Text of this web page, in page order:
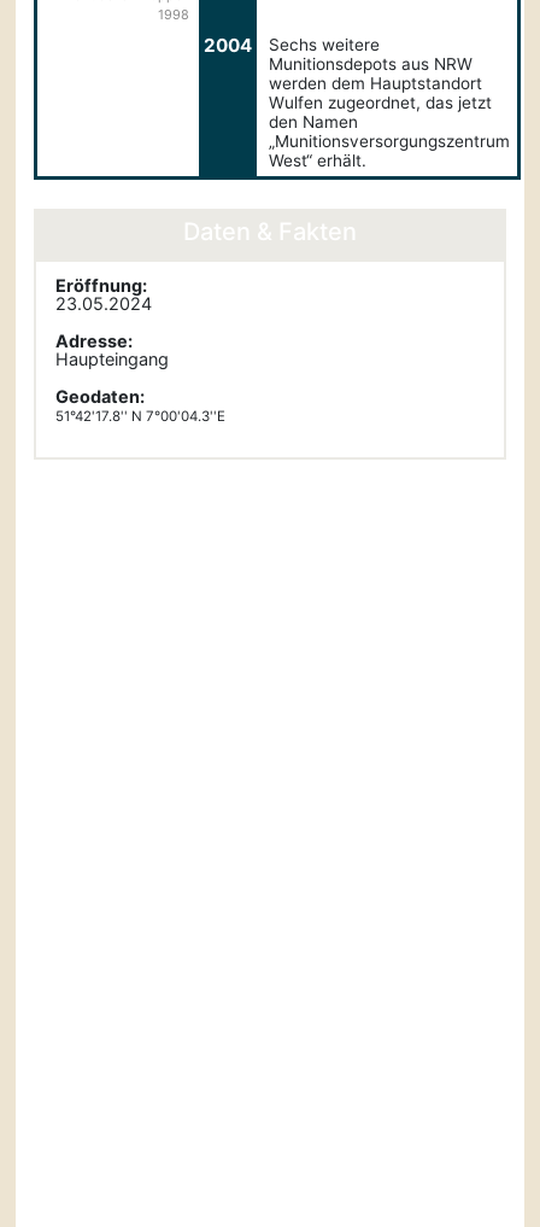
1998
2004
Sechs weitere
Munitionsdepots aus NRW
werden dem Hauptstandort
Wulfen zugeordnet, das jetzt
den Namen
„Munitionsversorgungszentrum
West“ erhält.
Daten & Fakten
Eröffnung:
23.05.2024
Adresse:
Haupteingang
Geodaten:
51°42'17.8'' N 7°00'04.3''E